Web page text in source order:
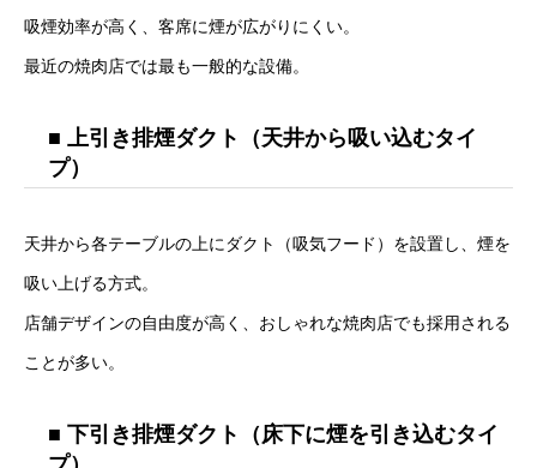
吸煙効率が高く、客席に煙が広がりにくい。
最近の焼肉店では最も一般的な設備。
■ 上引き排煙ダクト（天井から吸い込むタイ
プ）
天井から各テーブルの上にダクト（吸気フード）を設置し、煙を
吸い上げる方式。
店舗デザインの自由度が高く、おしゃれな焼肉店でも採用される
ことが多い。
■ 下引き排煙ダクト（床下に煙を引き込むタイ